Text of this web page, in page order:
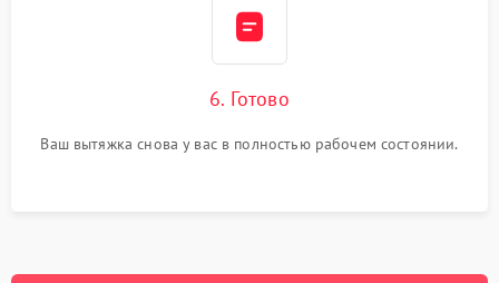
6. Готово
Ваш вытяжка снова у вас в полностью рабочем состоянии.